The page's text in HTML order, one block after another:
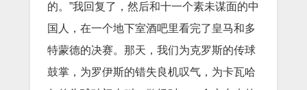
的。”我回复了，然后和十一个素未谋面的中
国人，在一个地下室酒吧里看完了皇马和多
特蒙德的决赛。那天，我们为克罗斯的传球
鼓掌，为罗伊斯的错失良机叹气，为卡瓦哈